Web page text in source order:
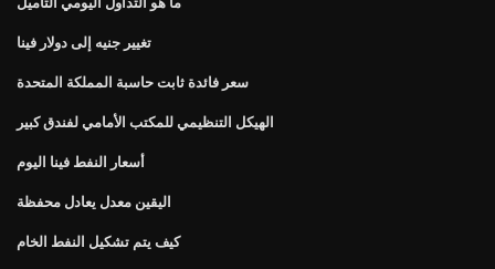
تغيير جنيه إلى دولار فينا
سعر فائدة ثابت حاسبة المملكة المتحدة
الهيكل التنظيمي للمكتب الأمامي لفندق كبير
أسعار النفط فينا اليوم
اليقين معدل يعادل محفظة
كيف يتم تشكيل النفط الخام